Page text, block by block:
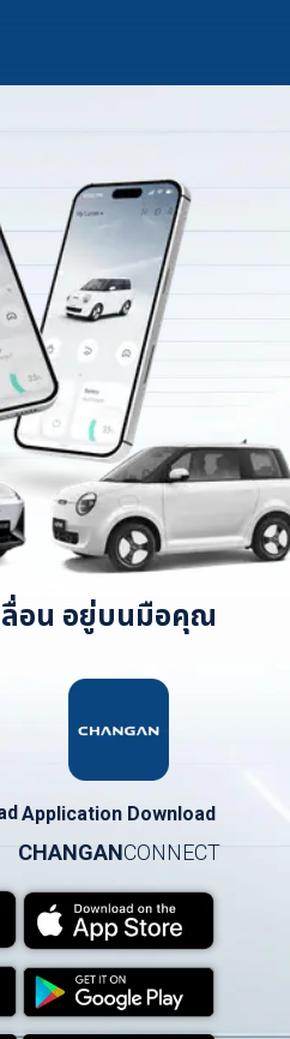
ลื่อน อยู่บนมือคุณ
Application Download
CHANGANCONNECT